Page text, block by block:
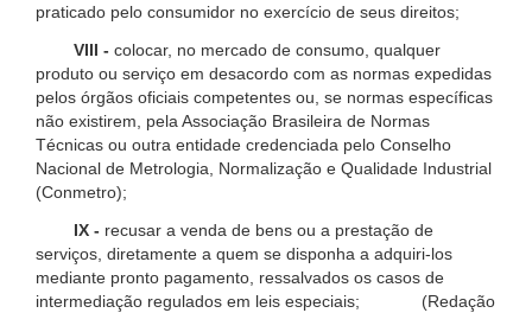
praticado pelo consumidor no exercício de seus direitos;
VIII - colocar, no mercado de consumo, qualquer
produto ou serviço em desacordo com as normas expedidas
pelos órgãos oficiais competentes ou, se normas específicas
não existirem, pela Associação Brasileira de Normas
Técnicas ou outra entidade credenciada pelo Conselho
Nacional de Metrologia, Normalização e Qualidade Industrial
(Conmetro);
IX - recusar a venda de bens ou a prestação de
serviços, diretamente a quem se disponha a adquiri-los
mediante pronto pagamento, ressalvados os casos de
intermediação regulados em leis especiais; (Redação